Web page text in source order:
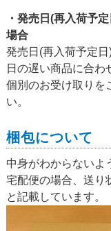
・発売日(再入荷予
場合
発売日(再入荷予定
日の遅い商品に合わ
個別のお受け取りを
い。
梱包について
中身がわからないよ
宅配便の場合、送り
と記載しています。